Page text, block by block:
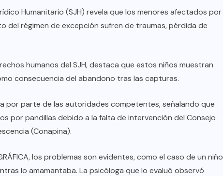
Humanitario (SJH) revela que los menores afectados por
del régimen de excepción sufren de traumas, pérdida de
humanos del SJH, destaca que estos niños muestran
consecuencia del abandono tras las capturas.
por parte de las autoridades competentes, señalando que
por pandillas debido a la falta de intervención del Consejo
(Conapina).
los problemas son evidentes, como el caso de un niño
lo amamantaba. La psicóloga que lo evaluó observó